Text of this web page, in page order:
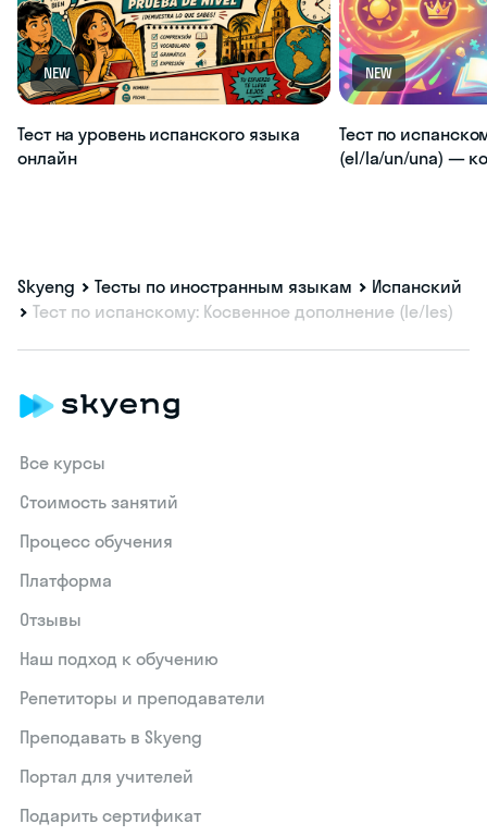
NEW
Тест на уровень испанского языка
онлайн
NEW
Тест по
(el/la/un/una) —
Skyeng Тесты по иностранным языкам
Испанский
Тест по испанскому: Косвенное дополнение (le/les)
Все курсы
Стоимость занятий
Процесс обучения
Платформа
Отзывы
Наш подход к обучению
Репетиторы и преподаватели
Преподавать в Skyeng
Портал для учителей
Подарить сертификат